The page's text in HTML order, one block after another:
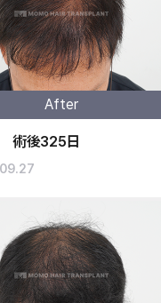
After
術後325日